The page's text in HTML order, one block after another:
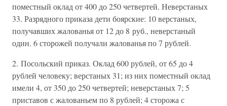
поместный оклад от 400 до 250 четвертей. Неверстаных
33. Разрядного приказа дети боярские: 10 верстаных,
получавших жалованья от 12 до 8 руб., неверстаный
один. 6 сторожей получали жалованья по 7 рублей.
2. Посольский приказ. Оклад 600 рублей, от 65 до 4
рублей человеку; верстаных 31; из них поместный оклад
имели 4, от 350 до 250 четвертей; неверстаных 7; 5
приставов с жалованьем по 8 рублей; 4 сторожа с